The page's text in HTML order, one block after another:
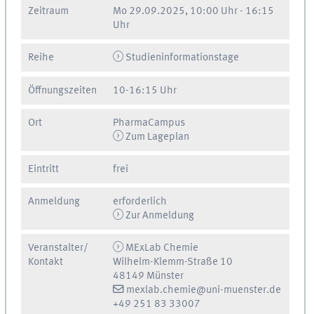
Zeitraum Mo 29.09.2025, 10:00 Uhr - 16:15
Uhr
Reihe Studieninformationstage
Öffnungszeiten 10-16:15 Uhr
Ort
PharmaCampus
Zum Lageplan
Eintritt frei
Anmeldung
erforderlich
Zur Anmeldung
Veranstalter/
Kontakt
MExLab Chemie
Wilhelm-Klemm-Straße 10
48149 Münster
mexlab.chemie@uni-muenster.de
+49 251 83 33007